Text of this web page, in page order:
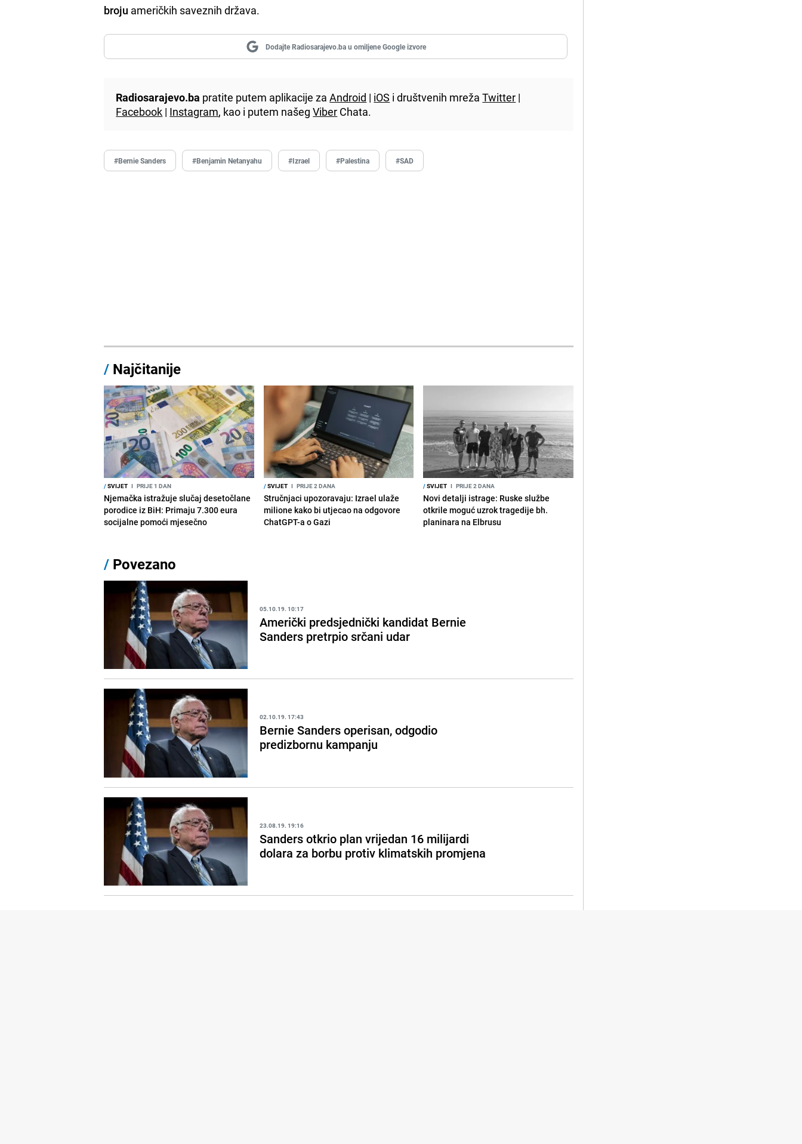
broju američkih saveznih država.
Dodajte Radiosarajevo.ba u omiljene Google izvore
Radiosarajevo.ba pratite putem aplikacije zaAndroid | iOS i društvenih mrežaTwitter |
Facebook | Instagram, kao i putem našegViber Chata.
#Bernie Sanders #Benjamin Netanyahu #Izrael #Palestina #SAD
/ Najčitanije
/SVIJET I PRIJE 1 DAN
Njemačka istražuje slučaj desetočlane
porodice iz BiH: Primaju 7.300 eura
socijalne pomoći mjesečno
/SVIJET I PRIJE 2 DANA
Stručnjaci upozoravaju: Izrael ulaže
milione kako bi utjecao na odgovore
ChatGPT-a o Gazi
/SVIJET I PRIJE 2 DANA
Novi detalji istrage: Ruske službe
otkrile moguć uzrok tragedije bh.
planinara na Elbrusu
/ Povezano
05.10.19. 10:17
Američki predsjednički kandidat Bernie
Sanders pretrpio srčani udar
02.10.19. 17:43
Bernie Sanders operisan, odgodio
predizbornu kampanju
23.08.19. 19:16
Sanders otkrio plan vrijedan 16 milijardi
dolara za borbu protiv klimatskih promjena